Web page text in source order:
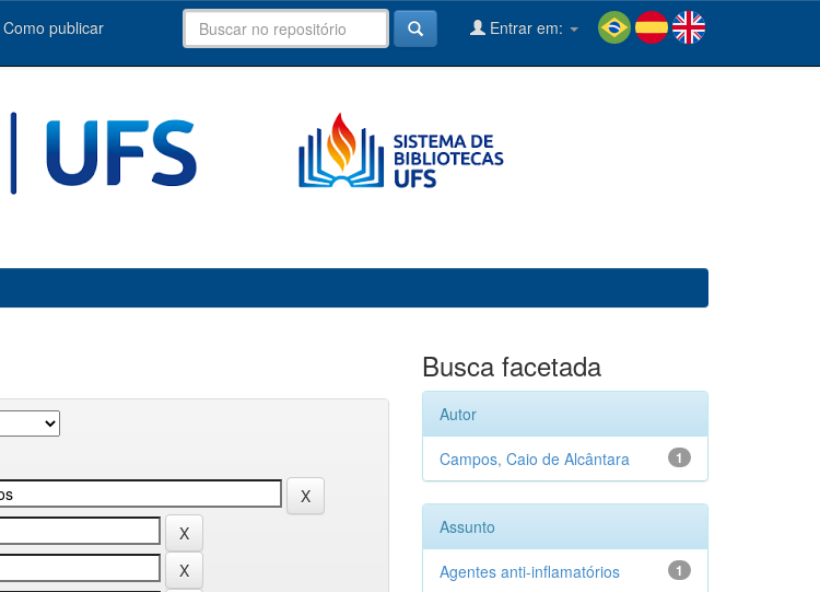
Como publicar Entrar em:
Busca facetada
Autor
1
Campos, Caio de Alcântara
Assunto
1
Agentes anti-inflamatórios